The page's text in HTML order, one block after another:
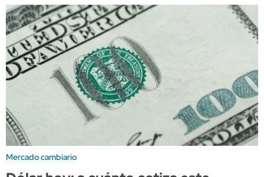
Mercado cambiario